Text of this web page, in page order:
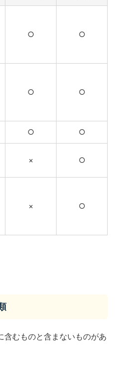
○ ○
○ ○
○ ○
× ○
× ○
含むものと含まないものがあ